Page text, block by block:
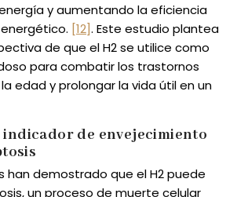
y aumentando la eficiencia
[12]. Este estudio plantea
de que el H2 se utilice como
para combatir los trastornos
edad y prolongar la vida útil en un
indicador de envejecimiento
han demostrado que el H2 puede
un proceso de muerte celular